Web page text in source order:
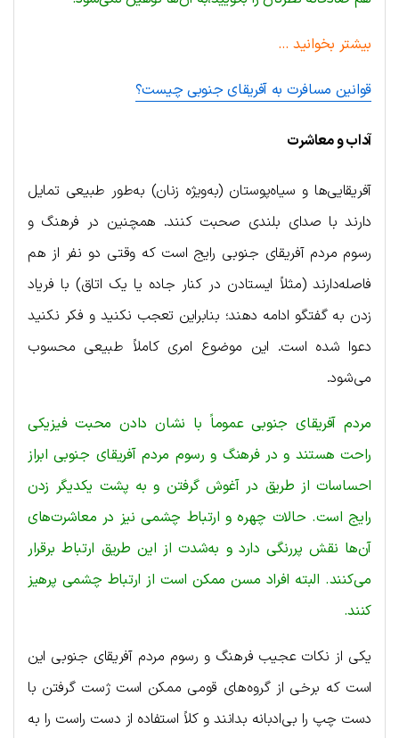
بیشتر بخوانید …
قوانین مسافرت به آفریقای جنوبی چیست؟
آداب و معاشرت
آفریقایی‌ها و سیاه‌پوستان (به‌ویژه زنان) به‌طور طبیعی تمایل
دارند با صدای بلندی صحبت کنند. همچنین در فرهنگ و
رسوم مردم آفریقای جنوبی رایج است که وقتی دو نفر از هم
فاصله‌دارند (مثلاً ایستادن در کنار جاده یا یک اتاق) با فریاد
زدن به گفتگو ادامه دهند؛ بنابراین تعجب نکنید و فکر نکنید
دعوا شده است. این موضوع امری کاملاً طبیعی محسوب
می‌شود.
مردم آفریقای جنوبی عموماً با نشان دادن محبت فیزیکی
راحت هستند و در فرهنگ و رسوم مردم آفریقای جنوبی ابراز
احساسات از طریق در آغوش گرفتن و به پشت یکدیگر زدن
رایج است. حالات چهره و ارتباط چشمی نیز در معاشرت‌های
آن‌ها نقش پررنگی دارد و به‌شدت از این طریق ارتباط برقرار
می‌کنند. البته افراد مسن ممکن است از ارتباط چشمی پرهیز
کنند.
یکی از نکات عجیب فرهنگ و رسوم مردم آفریقای جنوبی این
است که برخی از گروه‌های قومی ممکن است ژست گرفتن با
دست چپ را بی‌ادبانه بدانند و کلاً استفاده از دست راست را به